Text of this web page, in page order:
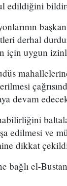
edildiğini
derhal
uygun
devam
edilmesi ve
dikkat
bağlı el-